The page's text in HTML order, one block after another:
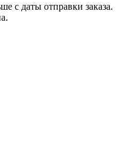
с даты отправки заказа.